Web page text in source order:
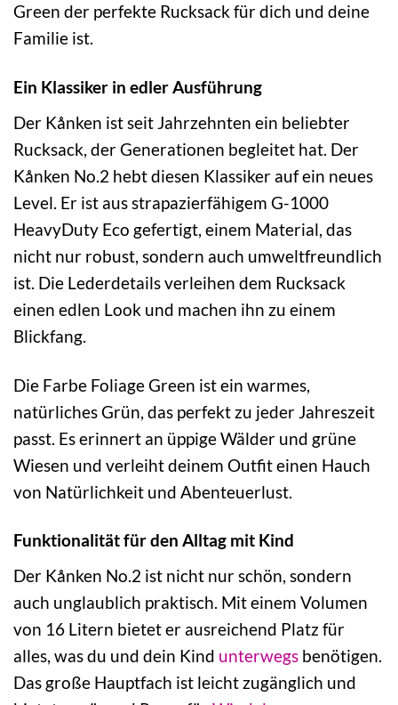
Green der perfekte Rucksack für dich und deine
Familie ist.
Ein Klassiker in edler Ausführung
Der Kånken ist seit Jahrzehnten ein beliebter
Rucksack, der Generationen begleitet hat. Der
Kånken No.2 hebt diesen Klassiker auf ein neues
Level. Er ist aus strapazierfähigem G-1000
HeavyDuty Eco gefertigt, einem Material, das
nicht nur robust, sondern auch umweltfreundlich
ist. Die Lederdetails verleihen dem Rucksack
einen edlen Look und machen ihn zu einem
Blickfang.
Die Farbe Foliage Green ist ein warmes,
natürliches Grün, das perfekt zu jeder Jahreszeit
passt. Es erinnert an üppige Wälder und grüne
Wiesen und verleiht deinem Outfit einen Hauch
von Natürlichkeit und Abenteuerlust.
Funktionalität für den Alltag mit Kind
Der Kånken No.2 ist nicht nur schön, sondern
auch unglaublich praktisch. Mit einem Volumen
von 16 Litern bietet er ausreichend Platz für
alles, was du und dein Kind unterwegs benötigen.
Das große Hauptfach ist leicht zugänglich und